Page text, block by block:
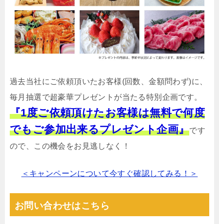
過去当社にご依頼頂いたお客様(回数、金額問わず)に、
毎月抽選で超豪華プレゼントが当たる特別企画です。
『1度ご依頼頂けたお客様は無料で何度
でもご参加出来るプレゼント企画』です
ので、この機会をお見逃しなく！
＜キャンペーンについて今すぐ確認してみる！＞
お問い合わせはこちら